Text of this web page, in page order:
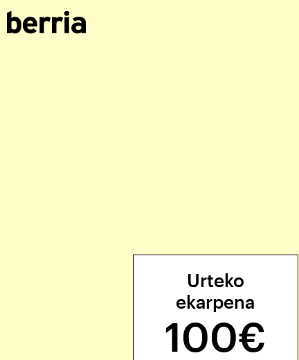
Urteko
ekarpena
100€